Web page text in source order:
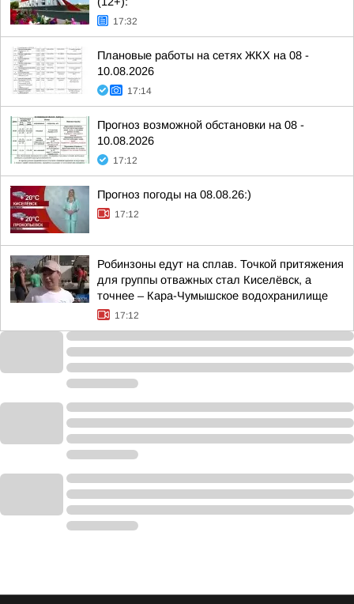
17:32
Плановые работы на сетях ЖКХ на 08 -
10.08.2026
17:14
Прогноз возможной обстановки на 08 -
10.08.2026
17:12
Прогноз погоды на 08.08.26:)
17:12
Робинзоны едут на сплав. Точкой притяжения
для группы отважных стал Киселёвск, а
точнее – Кара-Чумышское водохранилище
17:12